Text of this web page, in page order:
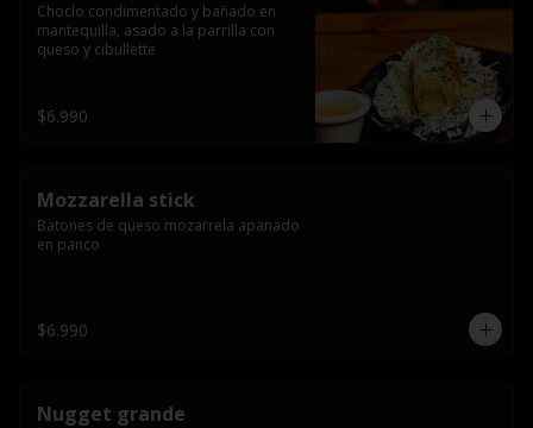
Choclo condimentado y bañado en
mantequilla, asado a la parrilla con
queso y cibullette
$6.990
Mozzarella stick
Batones de queso mozarrela apanado
en panco
$6.990
Nugget grande